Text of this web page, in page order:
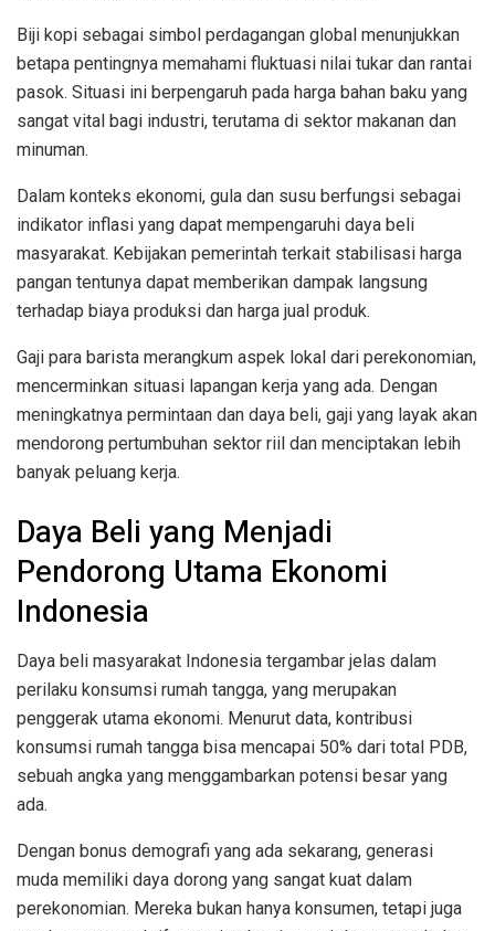
Biji kopi sebagai simbol perdagangan global menunjukkan
betapa pentingnya memahami fluktuasi nilai tukar dan rantai
pasok. Situasi ini berpengaruh pada harga bahan baku yang
sangat vital bagi industri, terutama di sektor makanan dan
minuman.
Dalam konteks ekonomi, gula dan susu berfungsi sebagai
indikator inflasi yang dapat mempengaruhi daya beli
masyarakat. Kebijakan pemerintah terkait stabilisasi harga
pangan tentunya dapat memberikan dampak langsung
terhadap biaya produksi dan harga jual produk.
Gaji para barista merangkum aspek lokal dari perekonomian,
mencerminkan situasi lapangan kerja yang ada. Dengan
meningkatnya permintaan dan daya beli, gaji yang layak akan
mendorong pertumbuhan sektor riil dan menciptakan lebih
banyak peluang kerja.
Daya Beli yang Menjadi
Pendorong Utama Ekonomi
Indonesia
Daya beli masyarakat Indonesia tergambar jelas dalam
perilaku konsumsi rumah tangga, yang merupakan
penggerak utama ekonomi. Menurut data, kontribusi
konsumsi rumah tangga bisa mencapai 50% dari total PDB,
sebuah angka yang menggambarkan potensi besar yang
ada.
Dengan bonus demografi yang ada sekarang, generasi
muda memiliki daya dorong yang sangat kuat dalam
perekonomian. Mereka bukan hanya konsumen, tetapi juga